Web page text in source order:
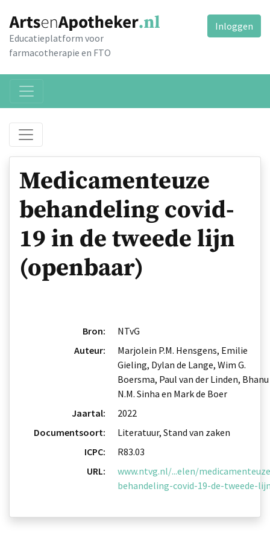
Educatieplatform voor
farmacotherapie en FTO
Inloggen
Medicamenteuze
behandeling covid-
19 in de tweede lijn
(openbaar)
Bron:
NTvG
Auteur:
Marjolein P.M. Hensgens, Emilie
Gieling, Dylan de Lange, Wim G.
Boersma, Paul van der Linden, Bhanu
N.M. Sinha en Mark de Boer
Jaartal:
2022
Documentsoort:
Literatuur, Stand van zaken
ICPC:
R83.03
URL:
www.ntvg.nl/...elen/
behandeling-covid-19-de-tweede-